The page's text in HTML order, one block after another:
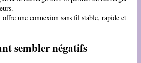
une connexion sans fil stable, rapide et
sembler négatifs